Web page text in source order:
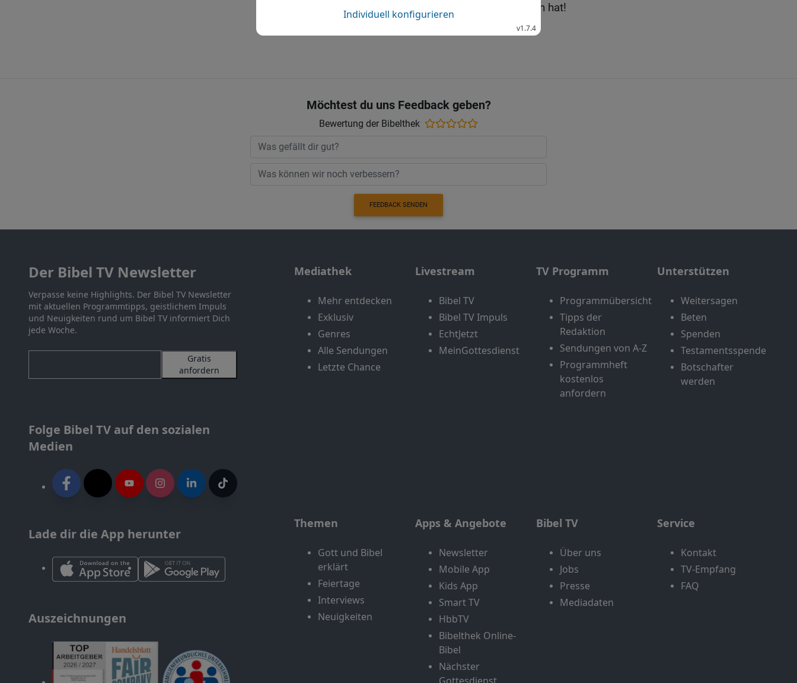
das Gott ihm zugesprochen hat!
Möchtest du uns Feedback geben?
Bewertung der Bibelthek
FEEDBACK SENDEN
Der Bibel TV Newsletter
Verpasse keine Highlights. Der Bibel TV Newsletter
mit aktuellen Programmtipps, geistlichem Impuls
und Neuigkeiten rund um Bibel TV informiert Dich
jede Woche.
Gratis
anfordern
Folge Bibel TV auf den sozialen
Medien
Lade dir die App herunter
Auszeichnungen
Mediathek
Mehr entdecken
Exklusiv
Genres
Alle Sendungen
Letzte Chance
Livestream
Bibel TV
Bibel TV Impuls
EchtJetzt
MeinGottesdienst
TV Programm
Programmübersicht
Tipps der
Redaktion
Sendungen von A-Z
Programmheft
kostenlos
anfordern
Unterstützen
Weitersagen
Beten
Spenden
Testamentsspende
Botschafter
werden
Themen
Gott und Bibel
erklärt
Feiertage
Interviews
Neuigkeiten
Apps & Angebote
Newsletter
Mobile App
Kids App
Smart TV
HbbTV
Bibelthek Online-
Bibel
Nächster
Bibel TV
Über uns
Jobs
Presse
Mediadaten
Service
Kontakt
TV-Empfang
FAQ